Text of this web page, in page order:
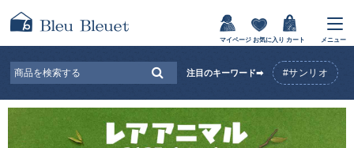
マイページ お気に入り カート メニュー
注目のキーワード➡ #サンリオ